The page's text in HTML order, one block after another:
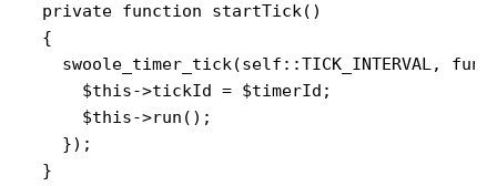
  private function startTick()
  {
swoole_timer_tick(self::TICK_INTERVAL,
      $this->tickId = $timerId;
      $this->run();
    });
  }